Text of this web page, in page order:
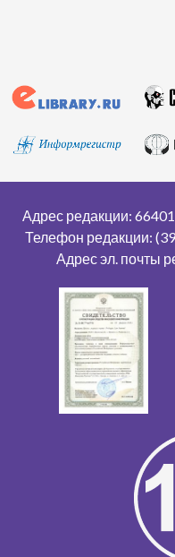
Адрес редакции:
Телефон редакции:
Адрес эл. почты